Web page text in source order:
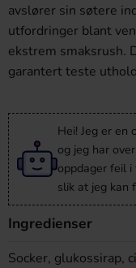
avslører sin søtere
utfordringer blant
ekstrem smaksrush.
garantert teste
Hei! Jeg er en
og jeg har
oppdager feil
slik at jeg kan
Ingredienser
Socker, glukossirap,